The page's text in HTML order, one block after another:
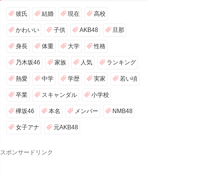
彼氏 結婚 現在 高校
かわいい 子供 AKB48 旦那
身長 体重 大学 性格
乃木坂46 家族 人気 ランキング
熱愛 中学 学歴 実家 若い頃
卒業 スキャンダル 小学校
欅坂46 本名 メンバー NMB48
女子アナ 元AKB48
スポンサードリンク